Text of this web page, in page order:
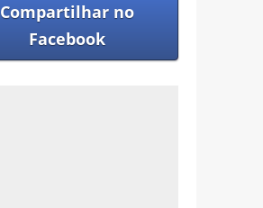
Compartilhar no
Facebook